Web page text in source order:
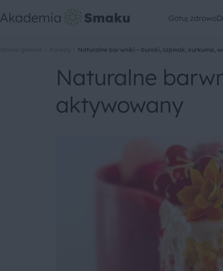
Gotuj zdrowo
Naturalne barwniki – buraki, szpinak, kurkuma,
Naturalne
aktywowany